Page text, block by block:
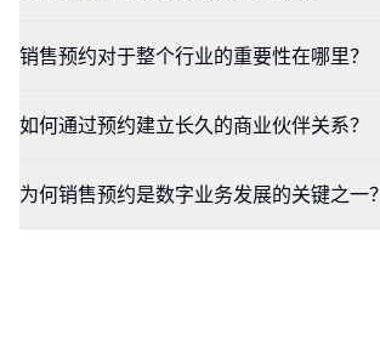
销售预约对于整个行业的重要性在哪里？
如何通过预约建立长久的商业伙伴关系？
为何销售预约是数字业务发展的关键之一？